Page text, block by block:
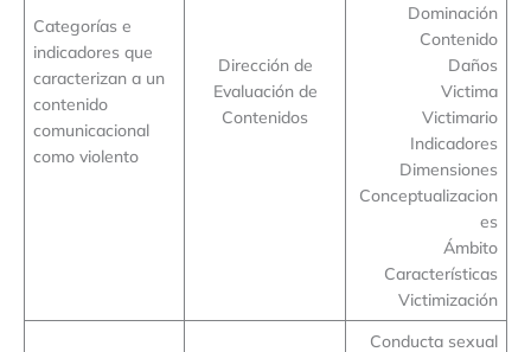
Categorías e
indicadores que
caracterizan a un
contenido
comunicacional
como violento
Dirección de
Evaluación de
Contenidos
Dominación
Contenido
Daños
Victima
Victimario
Indicadores
Dimensiones
Conceptualizacion
es
Ámbito
Características
Victimización
Conducta sexual